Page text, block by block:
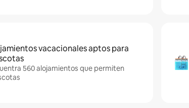
vacacionales aptos para
560 alojamientos que permiten